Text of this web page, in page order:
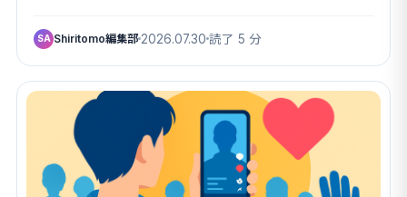
SA Shiritomo編集部 2026.07.30 読了 5 分